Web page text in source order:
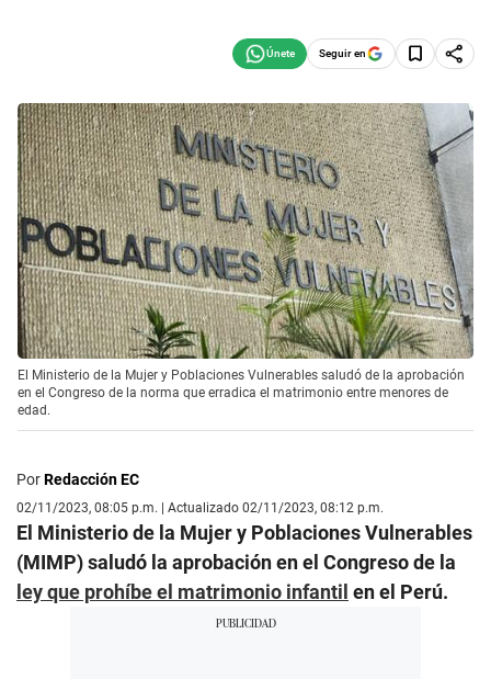
Seguir en
El Ministerio de la Mujer y Poblaciones Vulnerables saludó de la aprobación
en el Congreso de la norma que erradica el matrimonio entre menores de
edad.
PorRedacción EC
02/11/2023, 08:05 p.m. | Actualizado 02/11/2023, 08:12 p.m.
El Ministerio de la Mujer y Poblaciones Vulnerables
(MIMP) saludó la aprobación en el Congreso de la
ley que prohíbe el matrimonio infantil en el Perú.